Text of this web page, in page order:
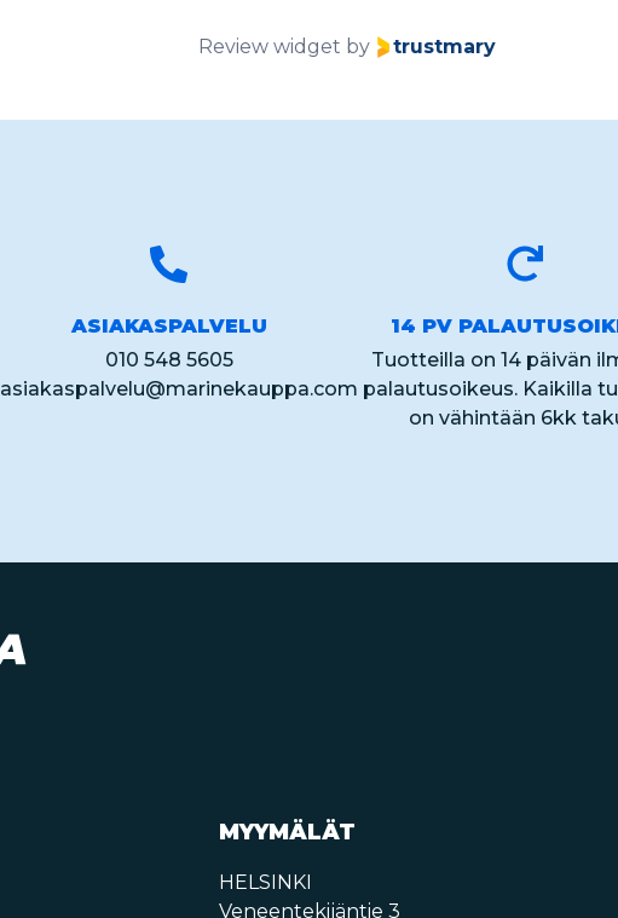
Review widget by trustmary
ASIAKASPALVELU
010 548 5605
asiakaspalvelu@marinekauppa.com
14 PV
Tuotteilla on 14 päivän
palautusoikeus. Kaikilla
on vähintään 6kk
MYYMÄLÄT
HELSINKI
Veneentekijäntie 3